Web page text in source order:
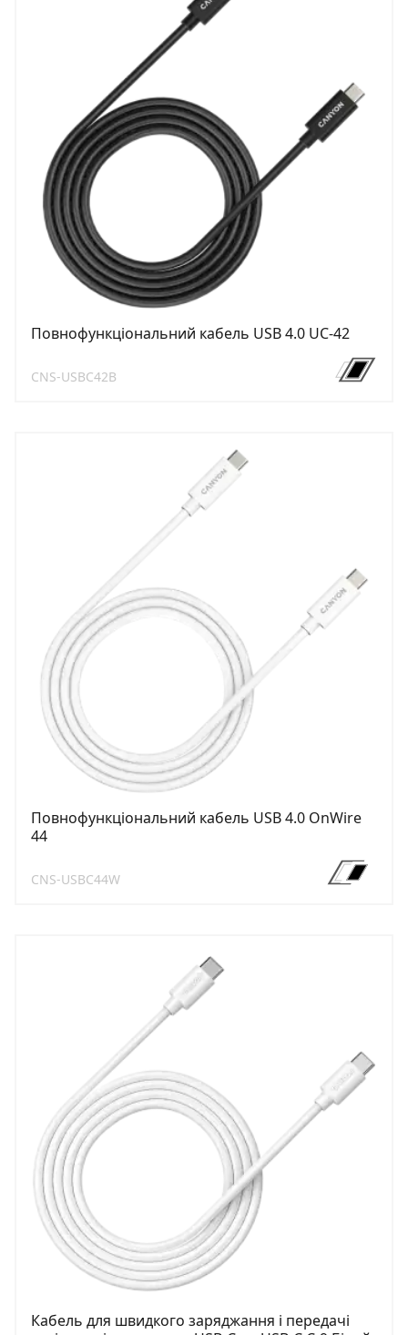
Повнофункціональний кабель USB 4.0 UC-42
CNS-USBC42B
Повнофункціональний кабель USB 4.0 OnWire
44
CNS-USBC44W
Кабель для швидкого заряджання і передачі